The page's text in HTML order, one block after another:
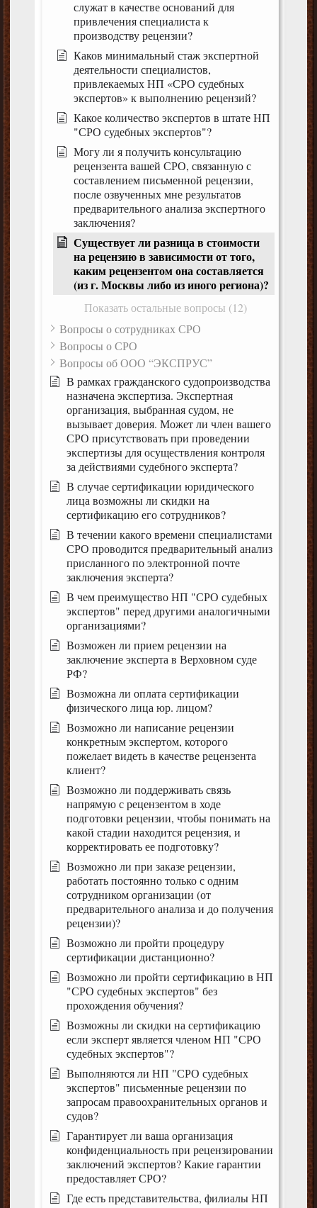
служат в качестве оснований для
привлечения специалиста к
производству рецензии?
Каков минимальный стаж экспертной
деятельности специалистов,
привлекаемых НП «СРО судебных
экспертов» к выполнению рецензий?
Какое количество экспертов в штате НП
"СРО судебных экспертов"?
Могу ли я получить консультацию
рецензента вашей СРО, связанную с
составлением письменной рецензии,
после озвученных мне результатов
предварительного анализа экспертного
заключения?
Существует ли разница в стоимости
на рецензию в зависимости от того,
каким рецензентом она составляется
(из г. Москвы либо из иного региона)?
Показать остальные вопросы (12)
Вопросы о сотрудниках СРО
Вопросы о СРО
Вопросы об ООО “ЭКСПРУС”
В рамках гражданского судопроизводства
назначена экспертиза. Экспертная
организация, выбранная судом, не
вызывает доверия. Может ли член вашего
СРО присутствовать при проведении
экспертизы для осуществления контроля
за действиями судебного эксперта?
В случае сертификации юридического
лица возможны ли скидки на
сертификацию его сотрудников?
В течении какого времени специалистами
СРО проводится предварительный анализ
присланного по электронной почте
заключения эксперта?
В чем преимущество НП "СРО судебных
экспертов" перед другими аналогичными
организациями?
Возможен ли прием рецензии на
заключение эксперта в Верховном суде
РФ?
Возможна ли оплата сертификации
физического лица юр. лицом?
Возможно ли написание рецензии
конкретным экспертом, которого
пожелает видеть в качестве рецензента
клиент?
Возможно ли поддерживать связь
напрямую с рецензентом в ходе
подготовки рецензии, чтобы понимать на
какой стадии находится рецензия, и
корректировать ее подготовку?
Возможно ли при заказе рецензии,
работать постоянно только с одним
сотрудником организации (от
предварительного анализа и до получения
рецензии)?
Возможно ли пройти процедуру
сертификации дистанционно?
Возможно ли пройти сертификацию в НП
"СРО судебных экспертов" без
прохождения обучения?
Возможны ли скидки на сертификацию
если эксперт является членом НП "СРО
судебных экспертов"?
Выполняются ли НП "СРО судебных
экспертов" письменные рецензии по
запросам правоохранительных органов и
судов?
Гарантирует ли ваша организация
конфиденциальность при рецензировании
заключений экспертов? Какие гарантии
предоставляет СРО?
Где есть представительства, филиалы НП